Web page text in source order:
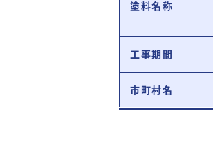
塗料名称
工事期間
市町村名